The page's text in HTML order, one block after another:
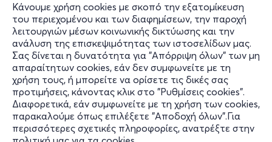
Κάνουμε χρήση cookies με σκοπό την εξατομίκευση
του περιεχομένου και των διαφημίσεων, την παροχή
λειτουργιών μέσων κοινωνικής δικτύωσης και την
ανάλυση της επισκεψιμότητας των ιστοσελίδων μας.
Σας δίνεται η δυνατότητα για "Απόρριψη όλων" των μη
απαραίτητων cookies, εάν δεν συμφωνείτε με τη
χρήση τους, ή μπορείτε να ορίσετε τις δικές σας
προτιμήσεις, κάνοντας κλικ στο "Ρυθμίσεις cookies".
Διαφορετικά, εάν συμφωνείτε με τη χρήση των cookies,
παρακαλούμε όπως επιλέξετε "Αποδοχή όλων".Για
περισσότερες σχετικές πληροφορίες, ανατρέξτε στην
Πληροφορίες
Υποστήριξη
Stay Connected